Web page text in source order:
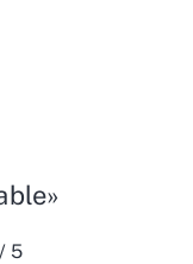
/ 5